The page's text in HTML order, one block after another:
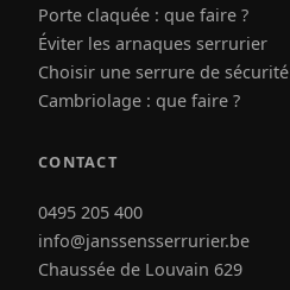
Porte claquée : que faire ?
Éviter les arnaques serrurier
Choisir une serrure de sécurité
Cambriolage : que faire ?
CONTACT
0495 205 400
info@janssensserrurier.be
Chaussée de Louvain 629